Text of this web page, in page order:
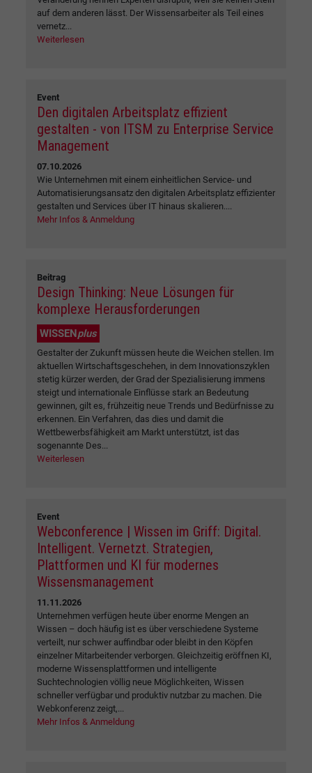
auf dem anderen lässt. Der Wissensarbeiter als Teil eines
vernetz...
Weiterlesen
Event
Den digitalen Arbeitsplatz effizient
gestalten - von ITSM zu Enterprise Service
Management
07.10.2026
Wie Unternehmen mit einem einheitlichen Service- und
Automatisierungsansatz den digitalen Arbeitsplatz effizienter
gestalten und Services über IT hinaus skalieren....
Mehr Infos & Anmeldung
Beitrag
Design Thinking: Neue Lösungen für
komplexe Herausforderungen
WISSENplus
Gestalter der Zukunft müssen heute die Weichen stellen. Im
aktuellen Wirtschaftsgeschehen, in dem Innovationszyklen
stetig kürzer werden, der Grad der Spezialisierung immens
steigt und internationale Einflüsse stark an Bedeutung
gewinnen, gilt es, frühzeitig neue Trends und Bedürfnisse zu
erkennen. Ein Verfahren, das dies und damit die
Wettbewerbsfähigkeit am Markt unterstützt, ist das
sogenannte Des...
Weiterlesen
Event
Webconference | Wissen im Griff: Digital.
Intelligent. Vernetzt. Strategien,
Plattformen und KI für modernes
Wissensmanagement
11.11.2026
Unternehmen verfügen heute über enorme Mengen an
Wissen – doch häufig ist es über verschiedene Systeme
verteilt, nur schwer auffindbar oder bleibt in den Köpfen
einzelner Mitarbeitender verborgen. Gleichzeitig eröffnen KI,
moderne Wissensplattformen und intelligente
Suchtechnologien völlig neue Möglichkeiten, Wissen
schneller verfügbar und produktiv nutzbar zu machen. Die
Webkonferenz zeigt,...
Mehr Infos & Anmeldung